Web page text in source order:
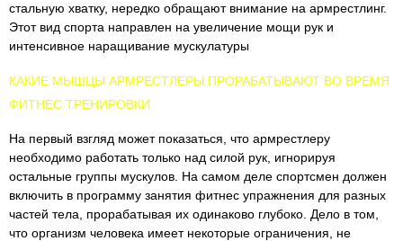
стальную хватку, нередко обращают внимание на армрестлинг.
Этот вид спорта направлен на увеличение мощи рук и
интенсивное наращивание мускулатуры
КАКИЕ МЫШЦЫ АРМРЕСТЛЕРЫ ПРОРАБАТЫВАЮТ ВО ВРЕМЯ
ФИТНЕС ТРЕНИРОВКИ
На первый взгляд может показаться, что армрестлеру
необходимо работать только над силой рук, игнорируя
остальные группы мускулов. На самом деле спортсмен должен
включить в программу занятия фитнес упражнения для разных
частей тела, прорабатывая их одинаково глубоко. Дело в том,
что организм человека имеет некоторые ограничения, не